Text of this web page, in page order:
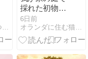
採れた初物ガ
ーキン
6日前
オランダに住む猫シャルルの日記